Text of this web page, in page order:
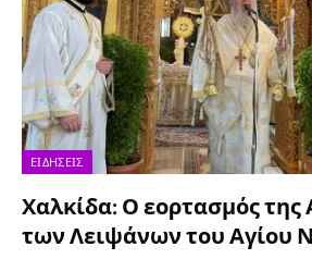
ΕΙΔΉΣΕΙΣ
Χαλκίδα: Ο εορτασμός της
των Λειψάνων του Αγίου